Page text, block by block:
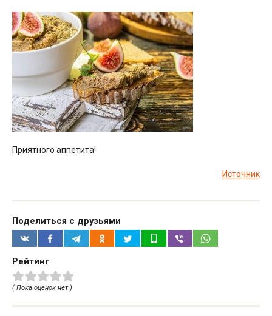
Приятного аппетита!
Источник
Поделиться с друзьями
Рейтинг
( Пока оценок нет )